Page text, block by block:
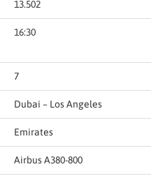
13.502
16:30
7
Dubai – Los Angeles
Emirates
Airbus A380-800